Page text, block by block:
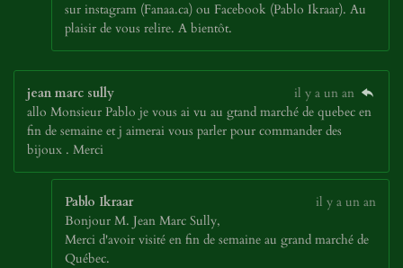
sur instagram (Fanaa.ca) ou Facebook (Pablo Ikraar). Au
plaisir de vous relire. A bientôt.
jean marc sully
il y a un an
allo Monsieur Pablo je vous ai vu au gtand marché de quebec en
fin de semaine et j aimerai vous parler pour commander des
bijoux . Merci
Pablo Ikraar
il y a un an
Bonjour M. Jean Marc Sully,
Merci d'avoir visité en fin de semaine au grand marché de
Québec.